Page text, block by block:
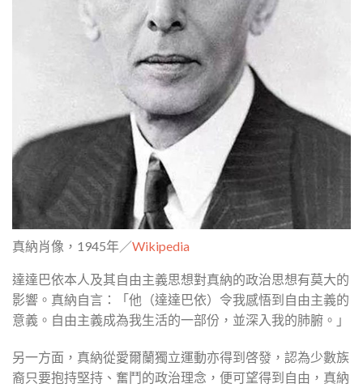
真納肖像，1945年／Wikipedia
達達巴依本人及其自由主義思想對真納的政治思想有莫大的
影響。真納自言：「他（達達巴依）令我感悟到自由主義的
意義。自由主義成為我生活的一部份，並深入我的肺腑。」
另一方面，真納從愛爾蘭獨立運動亦得到啓發，認為少數族
裔只要抱持堅持、奮鬥的政治理念，便可望得到自由，真納